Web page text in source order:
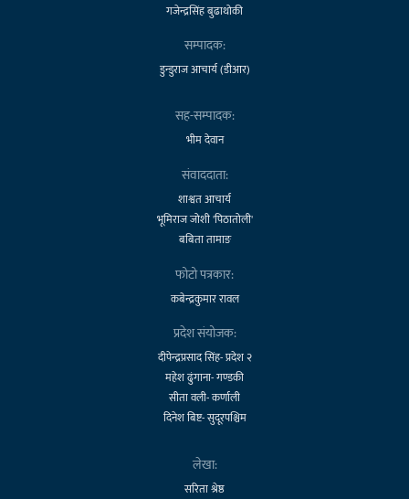
गजेन्द्रसिंह बुढाथोकी
सम्पादक:
डुन्डुराज आचार्य (डीआर)
सह-सम्पादक:
भीम देवान
संवाददाता:
शाश्वत आचार्य
भूमिराज जोशी 'पिठातोली'
बबिता तामाङ
फोटो पत्रकार:
कबेन्द्रकुमार रावल
प्रदेश संयोजक:
दीपेन्द्रप्रसाद सिंह- प्रदेश २
महेश ढुंगाना- गण्डकी
सीता वली- कर्णाली
दिनेश बिष्ट- सुदूरपश्चिम
लेखा:
सरिता श्रेष्ठ